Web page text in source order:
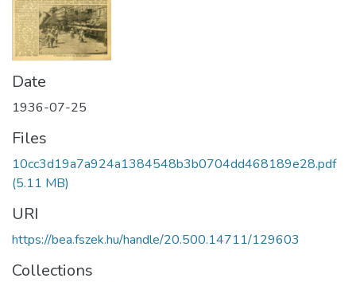
Date
1936-07-25
Files
10cc3d19a7a924a1384548b3b0704dd468189e28.pdf
(5.11 MB)
URI
https://bea.fszek.hu/handle/20.500.14711/129603
Collections